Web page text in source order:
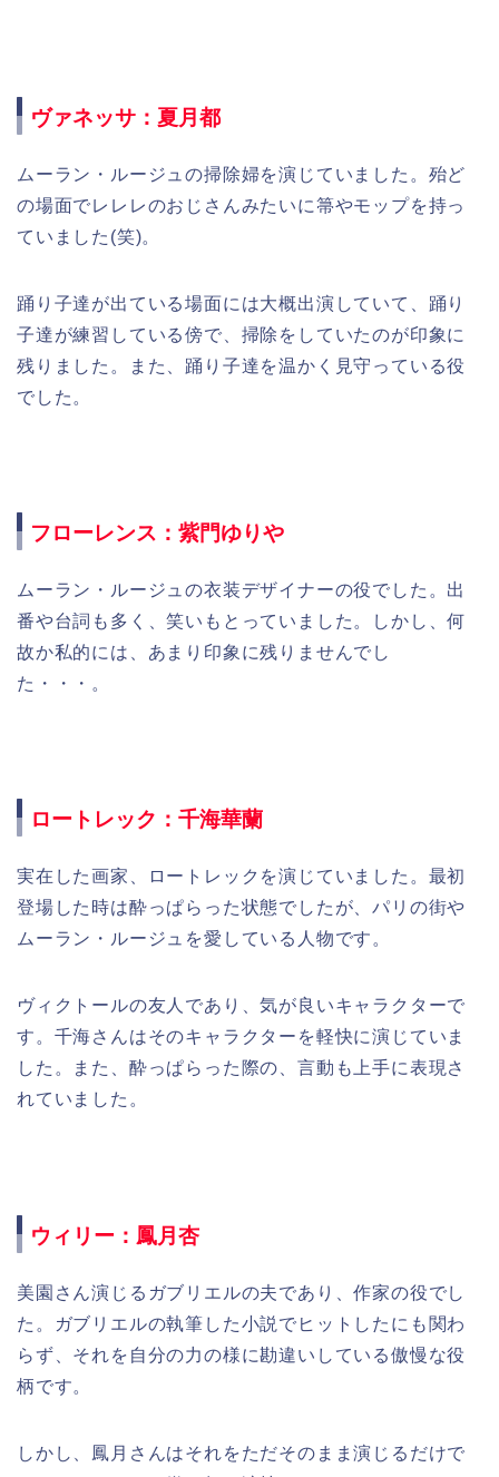
ヴァネッサ：夏月都
ムーラン・ルージュの掃除婦を演じていました。殆ど
の場面でレレレのおじさんみたいに箒やモップを持っ
ていました(笑)。
踊り子達が出ている場面には大概出演していて、踊り
子達が練習している傍で、掃除をしていたのが印象に
残りました。また、踊り子達を温かく見守っている役
でした。
フローレンス：紫門ゆりや
ムーラン・ルージュの衣装デザイナーの役でした。出
番や台詞も多く、笑いもとっていました。しかし、何
故か私的には、あまり印象に残りませんでし
た・・・。
ロートレック：千海華蘭
実在した画家、ロートレックを演じていました。最初
登場した時は酔っぱらった状態でしたが、パリの街や
ムーラン・ルージュを愛している人物です。
ヴィクトールの友人であり、気が良いキャラクターで
す。千海さんはそのキャラクターを軽快に演じていま
した。また、酔っぱらった際の、言動も上手に表現さ
れていました。
ウィリー：鳳月杏
美園さん演じるガブリエルの夫であり、作家の役でし
た。ガブリエルの執筆した小説でヒットしたにも関わ
らず、それを自分の力の様に勘違いしている傲慢な役
柄です。
しかし、鳳月さんはそれをただそのまま演じるだけで